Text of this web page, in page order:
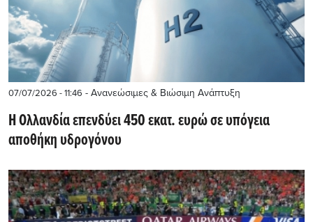
07/07/2026 - 11:46 - Ανανεώσιμες & Βιώσιμη Ανάπτυξη
Η Ολλανδία επενδύει 450 εκατ. ευρώ σε υπόγεια
αποθήκη υδρογόνου